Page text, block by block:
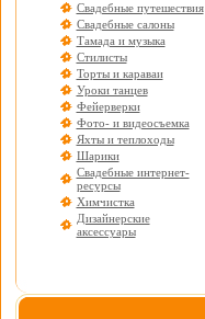
Свадебные путешествия
Свадебные салоны
Тамада и музыка
Стилисты
Торты и караваи
Уроки танцев
Фейерверки
Фото- и видеосъемка
Яхты и теплоходы
Шарики
Свадебные интернет-
ресурсы
Химчистка
Дизайнерские
аксессуары